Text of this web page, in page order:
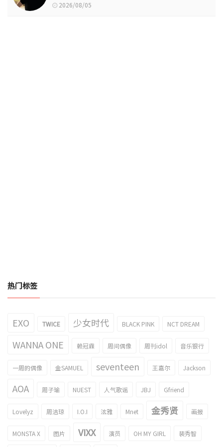
2026/08/05
热门标签
EXO TWICE 少女时代 BLACK PINK NCT DREAM
WANNA ONE 赖冠霖 周间偶像 周刊idol 音乐银行
一周的偶像 金SAMUEL seventeen 王嘉尔 Jackson
AOA 周子瑜 NUEST 人气歌谣 JBJ Gfriend
Lovelyz 周洁琼 I.O.I 泫雅 Mnet 金秀贤 画报
MONSTA X 图片 VIXX 演员 OH MY GIRL 裴秀智